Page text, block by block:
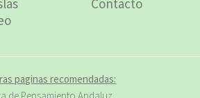
Contacto
paginas recomendadas: